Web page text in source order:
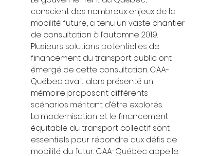
conscient des nombreux enjeux de la
mobilité future, a tenu un vaste chantier
de consultation à l’automne 2019.
Plusieurs solutions potentielles de
financement du transport public ont
émergé de cette consultation. CAA-
Québec avait alors présenté un
mémoire proposant différents
scénarios méritant d’être explorés.
La modernisation et le financement
équitable du transport collectif sont
essentiels pour répondre aux défis de
mobilité du futur. CAA-Québec appelle